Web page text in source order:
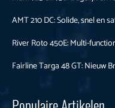
AMT 210 DC: Solide, snel en
River Roto 450E: Multi-
Fairline Targa 48 GT: Nieuw